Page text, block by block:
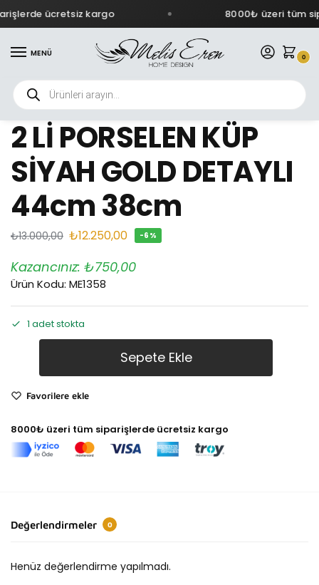
ücretsiz kargo 8000₺ üzeri tüm
MENÜ 0
İndirim!
2 Lİ PORSELEN KÜP
SİYAH GOLD DETAYLI
44cm 38cm
₺13.000,00 ₺12.250,00 -6%
Kazancınız: ₺750,00
Ürün Kodu: ME1358
1 adet stokta
Sepete Ekle
Favorilere ekle
8000₺ üzeri tüm siparişlerde ücretsiz kargo
Değerlendirmeler 0
Henüz değerlendirme yapılmadı.